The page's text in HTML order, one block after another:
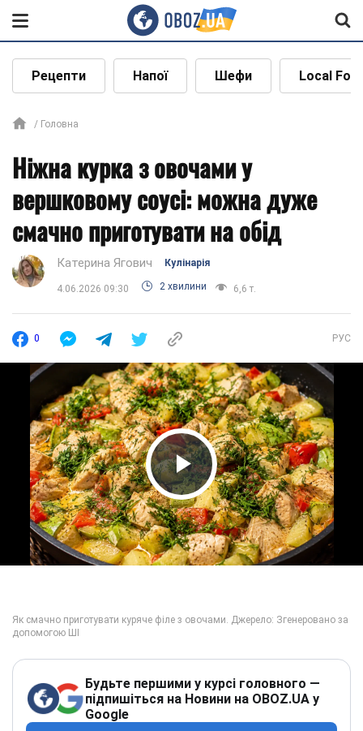
Рецепти Напої Шефи Local
Головна
Ніжна курка з овочами у
вершковому соусі: можна дуже
смачно приготувати на обід
Катерина Ягович Кулінарія
4.06.2026 09:30 2 хвилини 6,6 т.
0 РУС
Play Video
Будьте першими у курсі головного —
підпишіться на Новини на OBOZ.UA у
Google